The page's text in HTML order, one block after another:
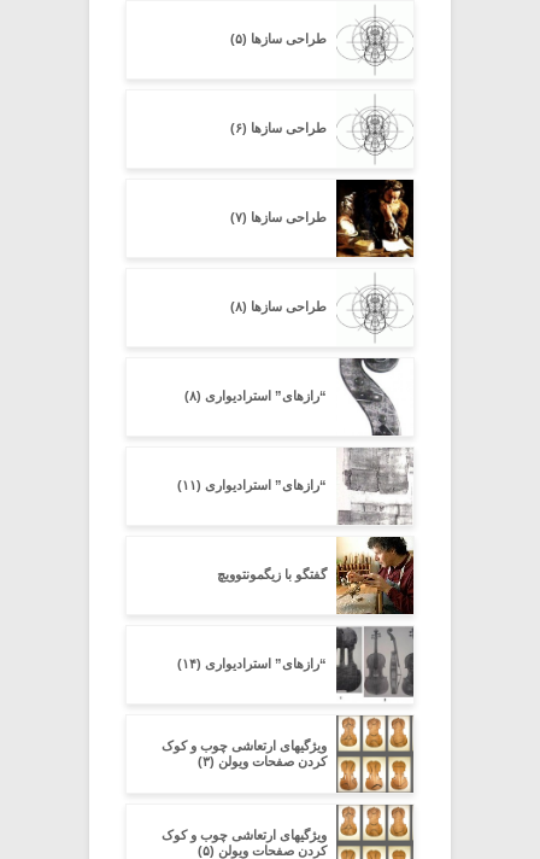
طراحی سازها (۵)
طراحی سازها (۶)
طراحی سازها (۷)
طراحی سازها (۸)
“رازهای” استرادیواری (۸)
“رازهای” استرادیواری (۱۱)
گفتگو با زیگمونتوویچ
“رازهای” استرادیواری (۱۴)
ویژگیهای ارتعاشی چوب و کوک
کردن صفحات ویولن (۳)
ویژگیهای ارتعاشی چوب و کوک
کردن صفحات ویولن (۵)